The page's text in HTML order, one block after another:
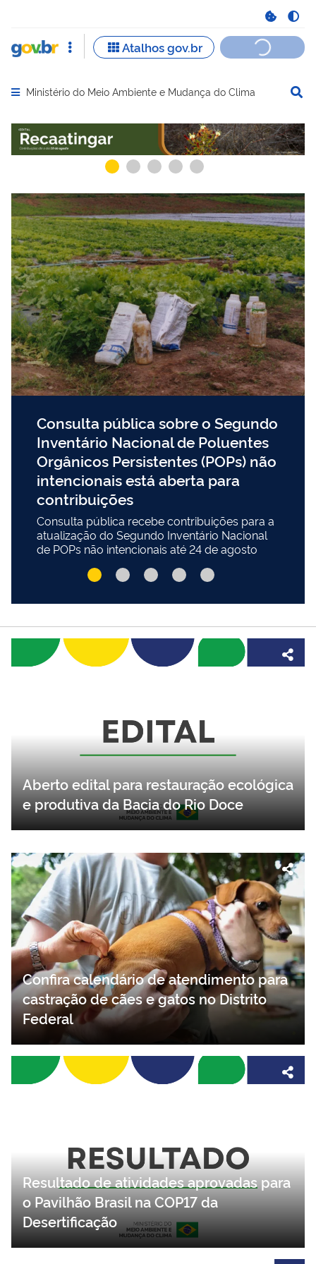
Abrir menu principal de navegação
Ministério do Meio Ambiente e Mudança do Clima
Serviços recomendados para você Serviços
Consulta pública sobre o Segundo
Inventário Nacional de Poluentes
Orgânicos Persistentes (POPs) não
intencionais está aberta para
contribuições
Consulta pública recebe contribuições para a
atualização do Segundo Inventário Nacional
de POPs não intencionais até 24 de agosto
Aberto edital para restauração ecológica
e produtiva da Bacia do Rio Doce
Confira calendário de atendimento para
castração de cães e gatos no Distrito
Federal
Resultado de atividades aprovadas para
o Pavilhão Brasil na COP17 da
Desertificação